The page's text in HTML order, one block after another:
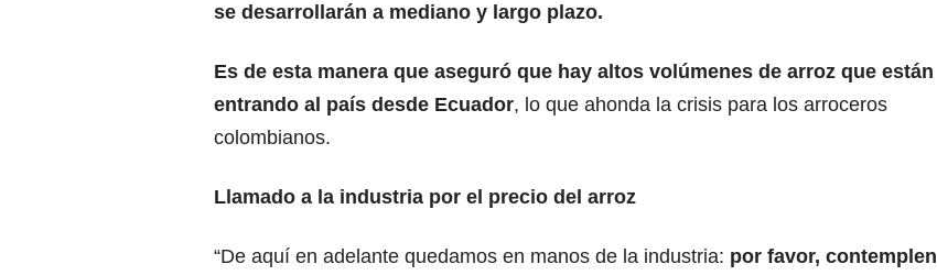
se desarrollarán a mediano y largo plazo.
Es de esta manera que aseguró que hay altos volúmenes de arroz que están
entrando al país desde Ecuador, lo que ahonda la crisis para los arroceros
colombianos.
Llamado a la industria por el precio del arroz
“De aquí en adelante quedamos en manos de la industria: por favor, contemplen